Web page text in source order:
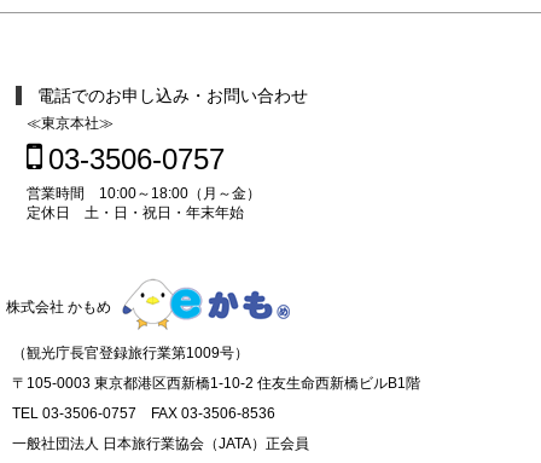
電話でのお申し込み・お問い合わせ
≪東京本社≫
03-3506-0757
営業時間 10:00～18:00（月～金）
定休日 土・日・祝日・年末年始
株式会社 かもめ
（観光庁長官登録旅行業第1009号）
〒105-0003 東京都港区西新橋1-10-2 住友生命西新橋ビルB1階
TEL 03-3506-0757 FAX 03-3506-8536
一般社団法人 日本旅行業協会（JATA）正会員